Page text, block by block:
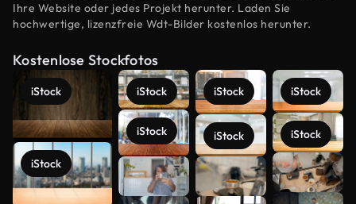
Ihre Website oder jedes Projekt herunter. Laden Sie
hochwertige, lizenzfreie Wdt-Bilder kostenlos herunter.
Kostenlose Stockfotos
iStock
iStock
iStock
iStock
iStock
iStock
iStock
iStock
Mehr
anzeigen